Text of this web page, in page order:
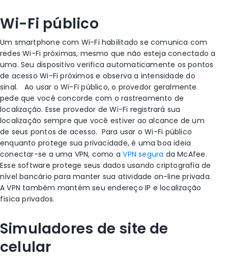
Wi-Fi público
Um smartphone com Wi-Fi habilitado se comunica com
redes Wi-Fi próximas, mesmo que não esteja conectado a
uma. Seu dispositivo verifica automaticamente os pontos
de acessoWi-Fi próximos e observa a intensidade do
sinal.
Ao usar oWi-Fi público, o provedor geralmente
pede que você concorde com orastreamento de
localização. Esse provedor deWi-Fi registrará sua
localização sempre que você estiver ao alcance de um
de seus pontos de acesso. Para usar oWi-Fi público
enquanto protege sua privacidade, é uma boa ideia
conectar-se a uma VPN, como aVPN segura da McAfee.
Esse software protege seus dados usando criptografia de
nível bancário para manter sua atividade on-line privada.
A VPN também mantém seu endereço IP e localização
física privados.
Simuladores de site de
celular